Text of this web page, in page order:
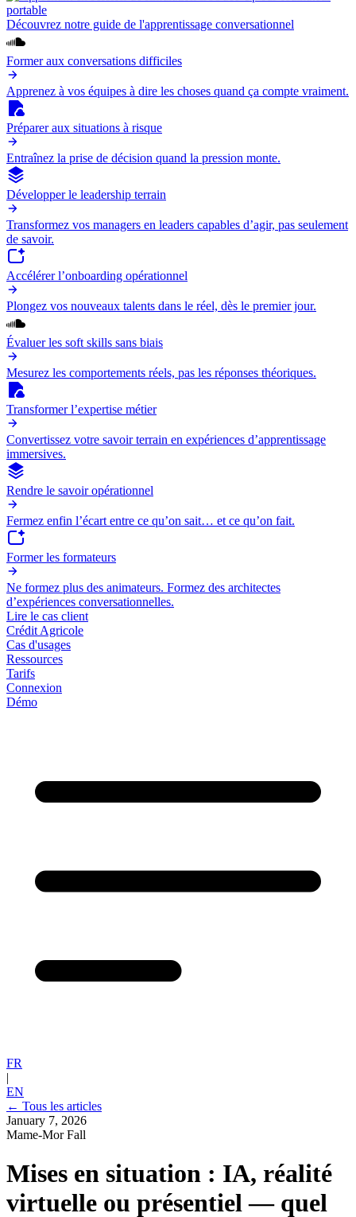
Découvrez notre guide de l'apprentissage conversationnel
Former aux conversations difficiles
Apprenez à vos équipes à dire les choses quand ça compte vraiment.
Préparer aux situations à risque
Entraînez la prise de décision quand la pression monte.
Développer le leadership terrain
Transformez vos managers en leaders capables d’agir, pas seulement
de savoir.
Accélérer l’onboarding opérationnel
Plongez vos nouveaux talents dans le réel, dès le premier jour.
Évaluer les soft skills sans biais
Mesurez les comportements réels, pas les réponses théoriques.
Transformer l’expertise métier
Convertissez votre savoir terrain en expériences d’apprentissage
immersives.
Rendre le savoir opérationnel
Fermez enfin l’écart entre ce qu’on sait… et ce qu’on fait.
Former les formateurs
Ne formez plus des animateurs. Formez des architectes
d’expériences conversationnelles.
Lire le cas client
Crédit Agricole
Cas d'usages
Ressources
Tarifs
Connexion
Démo
FR
|
EN
← Tous les articles
January 7, 2026
Mame-Mor Fall
Mises en situation : IA, réalité
virtuelle ou présentiel — quel